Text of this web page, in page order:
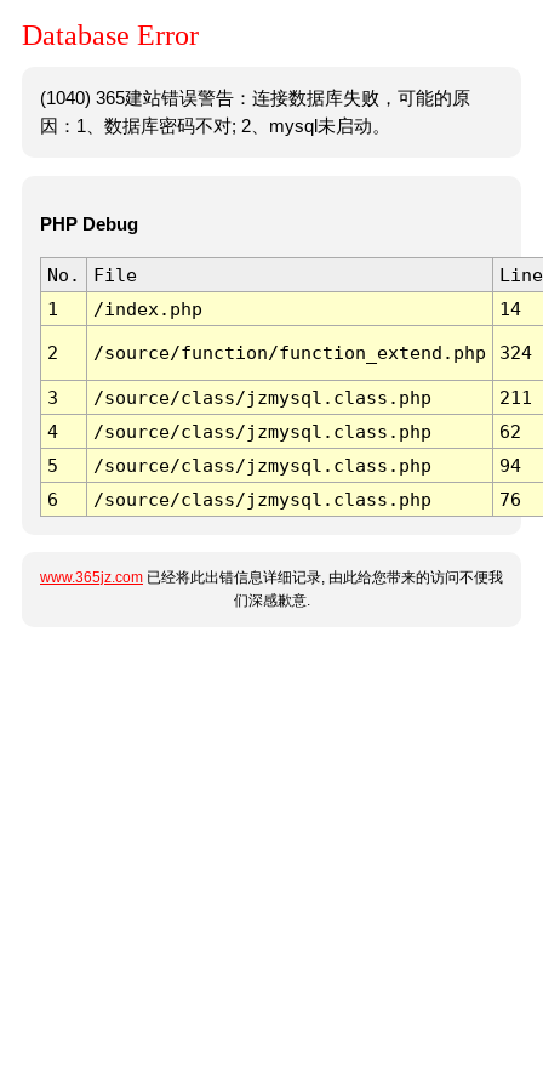
Database Error
(1040) 365建站错误警告：连接数据库失败，可能的原
因：1、数据库密码不对; 2、mysql未启动。
PHP Debug
No. File
Line
1
/index.php 14
2 /source/function/function_extend.php 324
3 /source/class/jzmysql.class.php
211
4
/source/class/jzmysql.class.php
62
5
/source/class/jzmysql.class.php
94
6
/source/class/jzmysql.class.php 76
www.365jz.com 已经将此出错信息详细记录, 由此给您带来的访问不便我
们深感歉意.